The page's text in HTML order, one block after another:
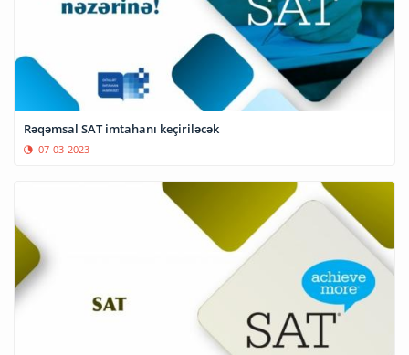
Rəqəmsal SAT imtahanı keçiriləcək
07-03-2023